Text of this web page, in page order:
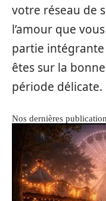
votre réseau de
l’amour que
partie intégrante
êtes sur la
période délicate.
Nos dernières